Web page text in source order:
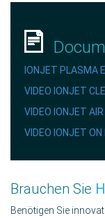
IONJET PLASMA
VIDEO IONJET
VIDEO IONJET AIR
VIDEO IONJET
Brauchen Sie
Benötigen Sie